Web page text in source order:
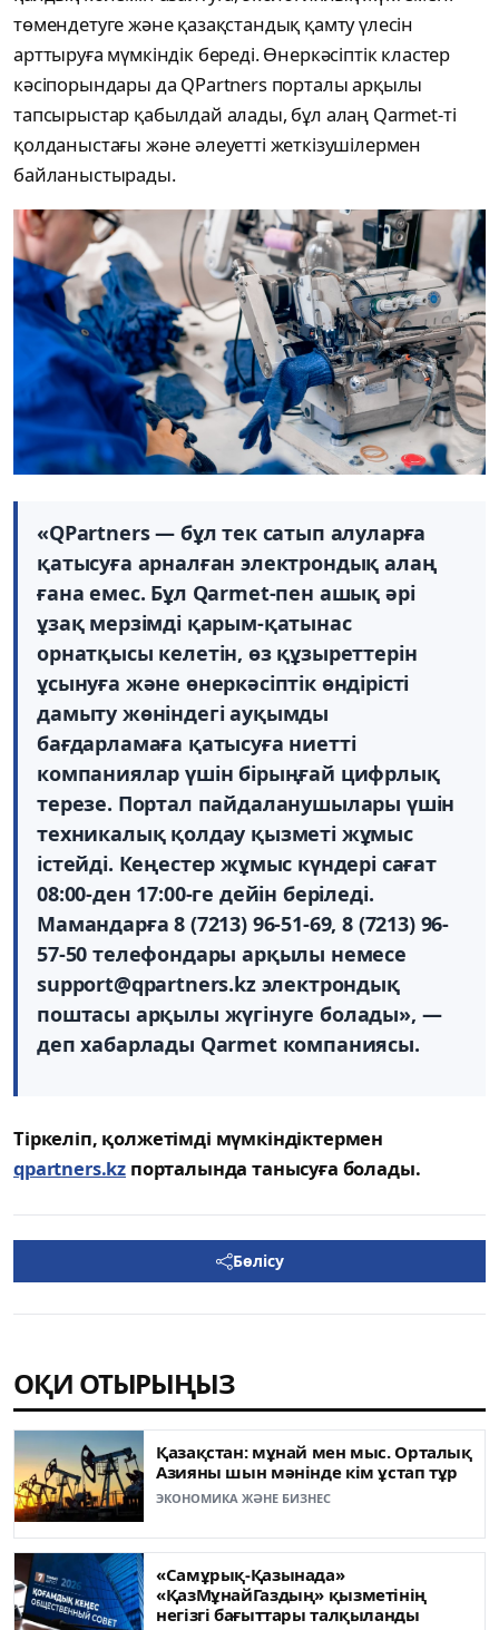
төмендетуге және қазақстандық қамту үлесін
арттыруға мүмкіндік береді. Өнеркәсіптік кластер
кәсіпорындары да QPartners порталы арқылы
тапсырыстар қабылдай алады, бұл алаң Qarmet-ті
қолданыстағы және әлеуетті жеткізушілермен
байланыстырады.
«QPartners — бұл тек сатып алуларға
қатысуға арналған электрондық алаң
ғана емес. Бұл Qarmet-пен ашық әрі
ұзақ мерзімді қарым-қатынас
орнатқысы келетін, өз құзыреттерін
ұсынуға және өнеркәсіптік өндірісті
дамыту жөніндегі ауқымды
бағдарламаға қатысуға ниетті
компаниялар үшін бірыңғай цифрлық
терезе. Портал пайдаланушылары үшін
техникалық қолдау қызметі жұмыс
істейді. Кеңестер жұмыс күндері сағат
08:00-ден 17:00-ге дейін беріледі.
Мамандарға 8 (7213) 96-51-69, 8 (7213) 96-
57-50 телефондары арқылы немесе
support@qpartners.kz электрондық
поштасы арқылы жүгінуге болады», —
деп хабарлады Qarmet компаниясы.
Тіркеліп, қолжетімді мүмкіндіктермен
qpartners.kz порталында танысуға болады.
Бөлісу
ОҚИ ОТЫРЫҢЫЗ
Қазақстан: мұнай мен мыс. Орталық
Азияны шын мәнінде кім ұстап тұр
ЭКОНОМИКА ЖӘНЕ БИЗНЕС
«Самұрық-Қазынада»
«ҚазМұнайГаздың» қызметінің
негізгі бағыттары талқыланды